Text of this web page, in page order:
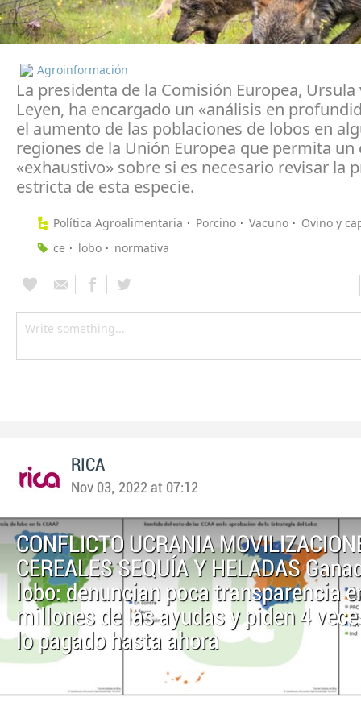
Agroinformación
La presidenta de la Comisión Europea,
Leyen, ha encargado un «análisis en
el aumento de las poblaciones de lobos en
regiones de la Unión Europea que permita un
«exhaustivo» sobre si es necesario revisar la
estricta de esta especie.
Política Agroalimentaria Porcino Vacuno
Ovino y
ce
lobo normativa
RICA
Nov 03, 2022 at 07:12
CONFLICTO UCRANIA
CEREALES SEQUÍA Y HELADAS
lobo: denuncian poca transparencia
millones de las ayudas y piden 4
lo pagado hasta ahora